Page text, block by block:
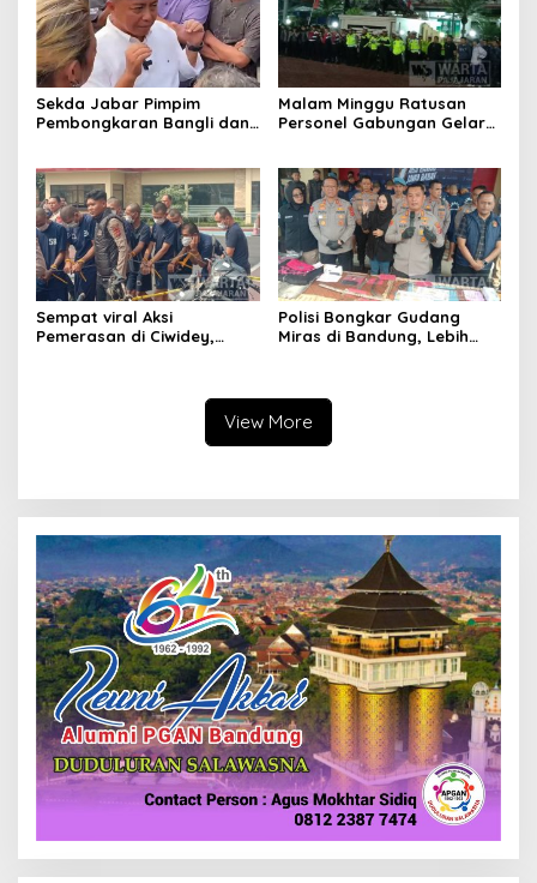
Sekda Jabar Pimpim
Pembongkaran Bangli dan
Malam Minggu Ratusan
Personel Gabungan Gelar
Sempat viral Aksi
Pemerasan di Ciwidey,
Polisi Bongkar Gudang
Miras di Bandung, Lebih
View More